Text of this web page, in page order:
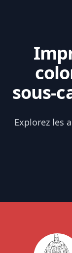
sous-
Explorez les